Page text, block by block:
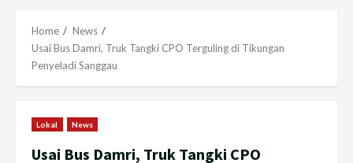
Home
News
Usai Bus Damri, Truk Tangki CPO Terguling di Tikungan
Penyeladi Sanggau
Lokal News
Usai Bus Damri, Truk Tangki CPO